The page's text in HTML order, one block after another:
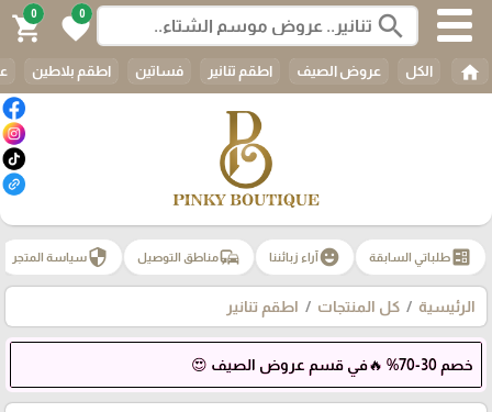
search
0
favorite
0
shopping_cart
home الكل عروض الصيف اطقم تنانير فساتين اطقم بلاطين
ballotطلباتي السابقة emoji_emotionsآراء زبائننا commuteمناطق التوصيل securityسياسة المتجر
الرئيسية كل المنتجات اطقم تنانير
خصم 30-70% 🔥في قسم عروض الصيف 😍